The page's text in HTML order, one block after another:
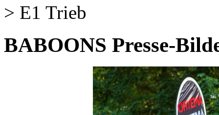
> E1 Trieb
BABOONS Presse-